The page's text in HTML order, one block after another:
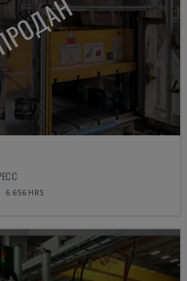
6.656 HRS